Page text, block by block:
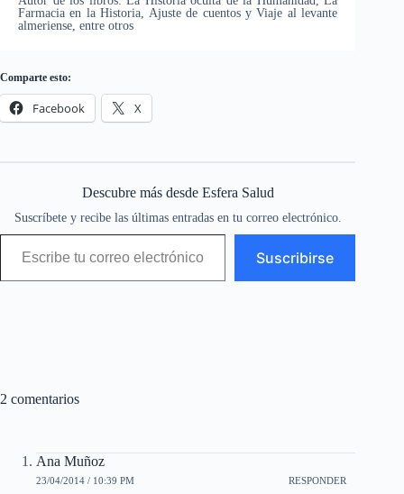
Farmacia en la Historia, Ajuste de cuentos y Viaje al levante
almeriense, entre otros
Comparte esto:
Facebook X
Descubre más desde Esfera Salud
Suscríbete y recibe las últimas entradas en tu correo electrónico.
Escribe tu correo electrónico…
Suscribirse
2 comentarios
Ana Muñoz
23/04/2014 / 10:39 PM RESPONDER